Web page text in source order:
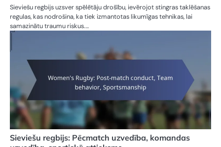
Sieviešu regbijs uzsver spēlētāju drošību, ievērojot stingras taklēšanas
regulas, kas nodrošina, ka tiek izmantotas likumīgas tehnikas, lai
samazinātu traumu riskus.…
Sieviešu regbijs: Pēcmatch uzvedība, komandas